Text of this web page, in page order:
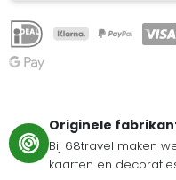
Originele
Bij 68travel maken
kaarten en